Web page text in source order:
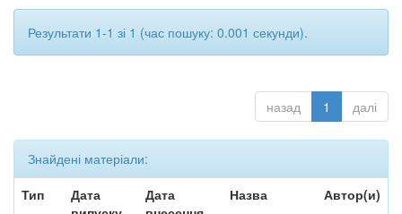
Результати 1-1 зі 1 (час пошуку: 0.001 секунди).
назад 1 далі
Знайдені матеріали:
Тип
Дата
Дата
Назва Автор(и)